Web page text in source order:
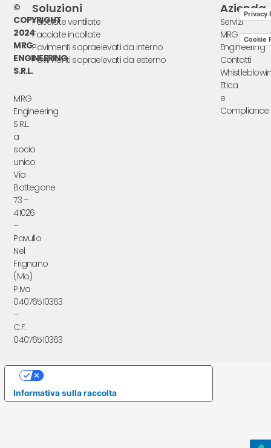
©
COPYRIGHT
2024
MRG
ENGINEERING
S.R.L.
MRG
Engineering
S.R.L.
a
socio
unico
Via
Bottegone
73 –
41026
–
Pavullo
Nel
Frignano
(Mo)
P.Iva
04076510363
–
C.F.
04076510363
Soluzioni
Facciate ventilate
Facciate incollate
Pavimenti sopraelevati da interno
Pavimenti sopraelevati da esterno
Azienda
Servizi
MRG
Engineering
Contatti
Etica
e
Compliance
Privacy
Cookie
Informativa sulla raccolta